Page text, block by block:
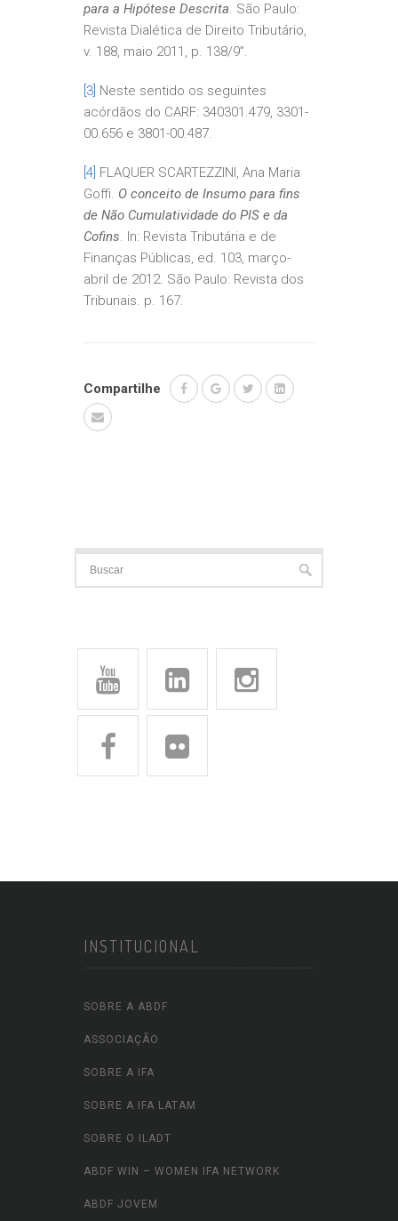
para a Hipótese Descrita. São Paulo:
Revista Dialética de Direito Tributário,
v. 188, maio 2011, p. 138/9”.
[3] Neste sentido os seguintes
acórdãos do CARF: 340301.479, 3301-
00.656 e 3801-00.487.
[4] FLAQUER SCARTEZZINI, Ana Maria
Goffi. O conceito de Insumo para fins
de Não Cumulatividade do PIS e da
Cofins. In: Revista Tributária e de
Finanças Públicas, ed. 103, março-
abril de 2012. São Paulo: Revista dos
Tribunais. p. 167.
Compartilhe
INSTITUCIONAL
SOBRE A ABDF
ASSOCIAÇÃO
SOBRE A IFA
SOBRE A IFA LATAM
SOBRE O ILADT
ABDF WIN – WOMEN IFA NETWORK
ABDF JOVEM